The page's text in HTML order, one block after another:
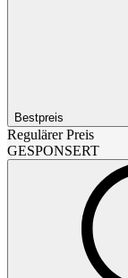
Bestpreis
Regulärer Preis
GESPONSERT